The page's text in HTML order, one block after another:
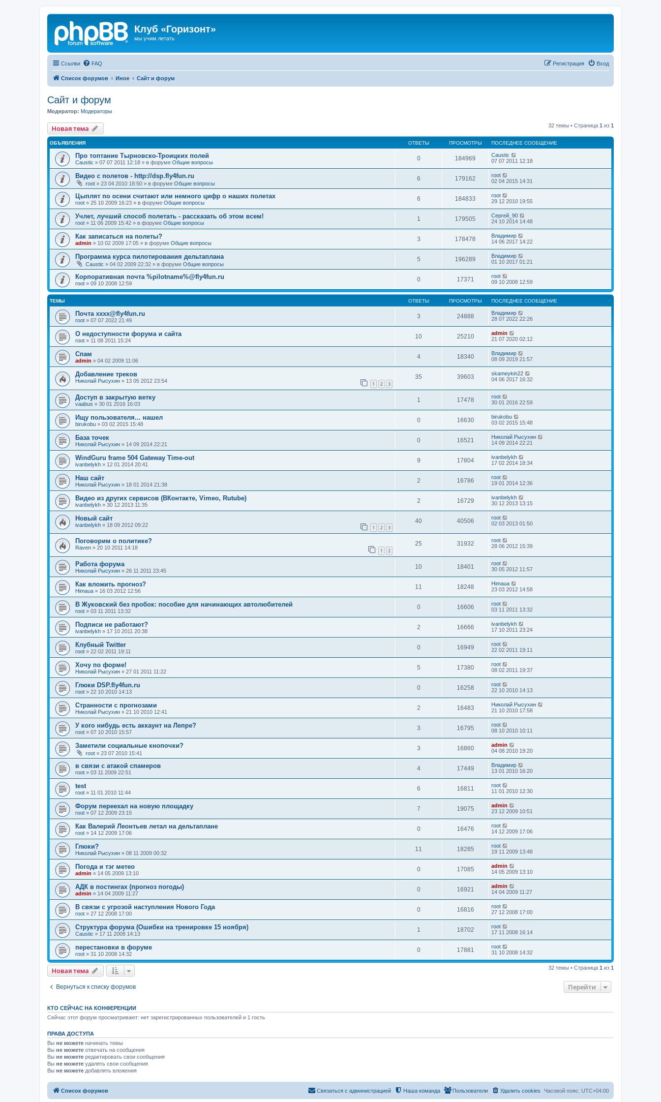
Клуб «Горизонт»
мы учим летать
Ссылки FAQ Вход
Регистрация
Список форумов Иное Сайт и форум
Сайт и форум
Модератор: Модераторы
Новая тема 32 темы • Страница 1 из 1
ОБЪЯВЛЕНИЯ ОТВЕТЫ ПРОСМОТРЫ ПОСЛЕДНЕЕ СООБЩЕНИЕ
Про топтание Тырновско-Троицких полей
Caustic » 07 07 2011 12:18 » в форуме Общие вопросы
0 184969
Caustic
07 07 2011 12:18
Видео с полетов - http://dsp.fly4fun.ru
root » 23 04 2010 18:50 » в форуме Общие вопросы
6 179162
root
02 04 2015 14:31
Цыплят по осени считают или немного цифр о наших полетах
root » 25 10 2009 16:23 » в форуме Общие вопросы
6 184833
root
29 12 2010 19:55
Учлет, лучший способ полетать - рассказать об этом всем!
root » 11 06 2009 15:42 » в форуме Общие вопросы
1 179505
Сергей_90
24 10 2014 14:48
Как записаться на полеты?
admin » 10 02 2009 17:05 » в форуме Общие вопросы
3 178478
Владимир
14 06 2017 14:22
Программа курса пилотирования дельтаплана
Caustic » 04 02 2009 22:32 » в форуме Общие вопросы
5 196289
Владимир
01 10 2017 01:21
Корпоративная почта %pilotname%@fly4fun.ru
root » 09 10 2008 12:59
0 17371
root
09 10 2008 12:59
ТЕМЫ ОТВЕТЫ ПРОСМОТРЫ ПОСЛЕДНЕЕ СООБЩЕНИЕ
Почта xxxx@fly4fun.ru
root » 07 07 2022 21:49
3 24888
Владимир
28 07 2022 22:26
О недоступности форума и сайта
root » 11 08 2011 15:24
10 25210
admin
21 07 2020 02:12
Спам
admin » 04 02 2009 11:06
4 18340
Владимир
08 09 2019 21:57
Добавление треков
Николай Рысухин » 13 05 2012 23:54 1 2 3
35 39603
skameykin22
04 06 2017 16:32
Доступ в закрытую ветку
vaabus » 30 01 2016 16:03
1 17478
root
30 01 2016 22:59
Ищу пользователя... нашел
birukobu » 03 02 2015 15:48
0 16630
birukobu
03 02 2015 15:48
База точек
Николай Рысухин » 14 09 2014 22:21
0 16521
Николай Рысухин
14 09 2014 22:21
WindGuru frame 504 Gateway Time-out
ivanbelykh » 12 01 2014 20:41
9 17804
ivanbelykh
17 02 2014 18:34
Наш сайт
Николай Рысухин » 18 01 2014 21:38
2 16786
root
19 01 2014 12:36
Видео из других сервисов (ВКонтакте, Vimeo, Rutube)
ivanbelykh » 30 12 2013 11:35
2 16729
ivanbelykh
30 12 2013 13:15
Новый сайт
ivanbelykh » 18 09 2012 09:22 1 2 3
40 40506
root
02 03 2013 01:50
Поговорим о политике?
Raven » 20 10 2011 14:18 1 2
25 31932
root
28 06 2012 15:39
Работа форума
Николай Рысухин » 26 11 2011 23:45
10 18401
root
30 05 2012 11:57
Как вложить прогноз?
Himaua » 16 03 2012 12:56
11 18248
Himaua
23 03 2012 14:58
В Жуковский без пробок: пособие для начинающих автолюбителей
root » 03 11 2011 13:32
0 16606
root
03 11 2011 13:32
Подписи не работают?
ivanbelykh » 17 10 2011 20:38
2 16666
ivanbelykh
17 10 2011 23:24
Клубный Twitter
root » 22 02 2011 19:11
0 16949
root
22 02 2011 19:11
Хочу по форме!
Николай Рысухин » 27 01 2011 11:22
5 17380
root
08 02 2011 19:37
Глюки DSP.fly4fun.ru
root » 22 10 2010 14:13
0 16258
root
22 10 2010 14:13
Странности с прогнозами
Николай Рысухин » 21 10 2010 12:41
2 16483
Николай Рысухин
21 10 2010 17:58
У кого нибудь есть аккаунт на Лепре?
root » 07 10 2010 15:57
3 16795
root
08 10 2010 10:11
Заметили социальные кнопочки?
root » 23 07 2010 15:41
3 16860
admin
04 08 2010 19:20
в связи с атакой спамеров
root » 03 11 2009 22:51
4 17449
Владимир
13 01 2010 16:20
test
root » 11 01 2010 11:44
6 16811
root
11 01 2010 12:30
Форум переехал на новую площадку
root » 07 12 2009 23:15
7 19075
admin
23 12 2009 10:51
Как Валерий Леонтьев летал на дельтаплане
root » 14 12 2009 17:06
0 16476
root
14 12 2009 17:06
Глюки?
Николай Рысухин » 08 11 2009 00:32
11 18285
root
19 11 2009 13:48
Погода и тэг метео
admin » 14 05 2009 13:10
0 17085
admin
14 05 2009 13:10
АДК в постингах (прогноз погоды)
admin » 14 04 2009 11:27
0 16921
admin
14 04 2009 11:27
В связи с угрозой наступления Нового Года
root » 27 12 2008 17:00
0 16816
root
27 12 2008 17:00
Структура форума (Ошибки на тренировке 15 ноября)
Caustic » 17 11 2008 14:13
1 18702
root
17 11 2008 16:14
перестановки в форуме
root » 31 10 2008 14:32
0 17881
root
31 10 2008 14:32
Новая тема 32 темы • Страница 1 из 1
Вернуться к списку форумов Перейти
КТО СЕЙЧАС НА КОНФЕРЕНЦИИ
Сейчас этот форум просматривают: нет зарегистрированных пользователей и 1 гость
ПРАВА ДОСТУПА
Вы не можете начинать темы
Вы не можете отвечать на сообщения
Вы не можете редактировать свои сообщения
Вы не можете удалять свои сообщения
Вы не можете добавлять вложения
Список форумов Часовой пояс: UTC+04:00
Удалить cookies
Пользователи
Наша команда
Связаться с администрацией